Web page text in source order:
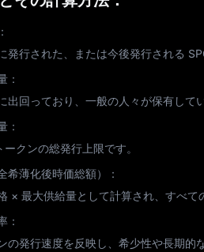
発行された、または今後発行される
：
出回っており、一般の人々が保有して
：
クンの総発行上限です。
希薄化後時価総額）：
× 最大供給量として計算され、すべて
：
の発行速度を反映し、希少性や長期的